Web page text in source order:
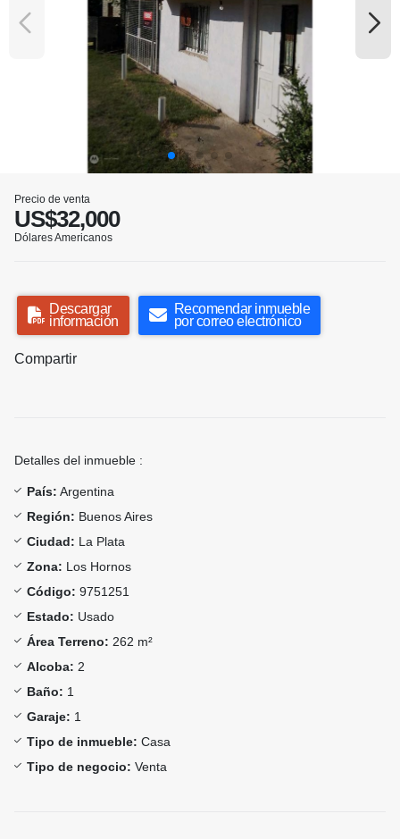
Precio de venta
US$32,000
Dólares Americanos
Descargar
información
Recomendar inmueble
por correo electrónico
Compartir
Detalles del inmueble :
País: Argentina
Región: Buenos Aires
Ciudad: La Plata
Zona: Los Hornos
Código: 9751251
Estado: Usado
Área Terreno: 262 m²
Alcoba: 2
Baño: 1
Garaje: 1
Tipo de inmueble: Casa
Tipo de negocio: Venta